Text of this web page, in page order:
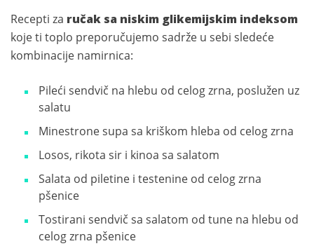
Recepti za ručak sa niskim glikemijskim indeksom
koje ti toplo preporučujemo sadrže u sebi sledeće
kombinacije namirnica:
Pileći sendvič na hlebu od celog zrna, poslužen uz
salatu
Minestrone supa sa kriškom hleba od celog zrna
Losos, rikota sir i kinoa sa salatom
Salata od piletine i testenine od celog zrna
pšenice
Tostirani sendvič sa salatom od tune na hlebu od
celog zrna pšenice